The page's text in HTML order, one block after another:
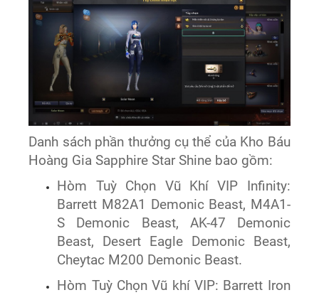
Danh sách phần thưởng cụ thể của Kho Báu
Hoàng Gia Sapphire Star Shine bao gồm:
Hòm Tuỳ Chọn Vũ Khí VIP Infinity:
Barrett M82A1 Demonic Beast, M4A1-
S Demonic Beast, AK-47 Demonic
Beast, Desert Eagle Demonic Beast,
Cheytac M200 Demonic Beast.
Hòm Tuỳ Chọn Vũ khí VIP: Barrett Iron